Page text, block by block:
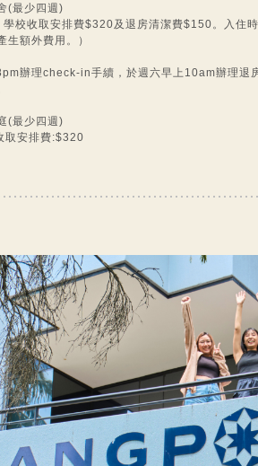
(最少四週)
校收取安排費$320及退房清潔費$150。入住
生額外費用。）
辦理check-in手續，於週六早上10am辦理退
(最少四週)
取安排費:$320